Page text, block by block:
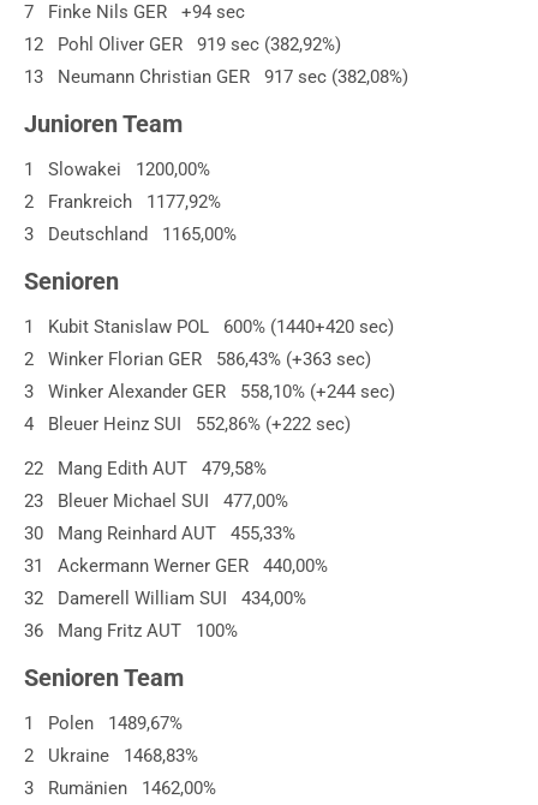
7 Finke Nils GER +94 sec
12 Pohl Oliver GER 919 sec (382,92%)
13 Neumann Christian GER 917 sec (382,08%)
Junioren Team
1 Slowakei 1200,00%
2 Frankreich 1177,92%
3 Deutschland 1165,00%
Senioren
1 Kubit Stanislaw POL 600% (1440+420 sec)
2 Winker Florian GER 586,43% (+363 sec)
3 Winker Alexander GER 558,10% (+244 sec)
4 Bleuer Heinz SUI 552,86% (+222 sec)
22 Mang Edith AUT 479,58%
23 Bleuer Michael SUI 477,00%
30 Mang Reinhard AUT 455,33%
31 Ackermann Werner GER 440,00%
32 Damerell William SUI 434,00%
36 Mang Fritz AUT 100%
Senioren Team
1 Polen 1489,67%
2 Ukraine 1468,83%
3 Rumänien 1462,00%